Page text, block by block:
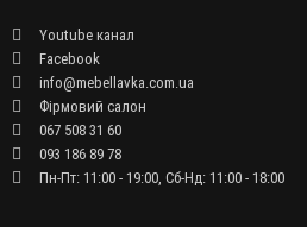
Youtube канал
Facebook
info@mebellavka.com.ua
Фірмовий салон
067 508 31 60
093 186 89 78
Пн-Пт: 11:00 - 19:00, Сб-Нд: 11:00 - 18:00